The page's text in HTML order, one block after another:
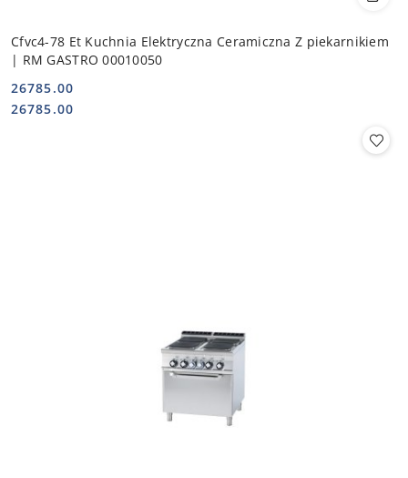
Cfvc4-78 Et Kuchnia Elektryczna Ceramiczna Z piekarnikiem
| RM GASTRO 00010050
Cena:
26785.00
Cena:
26785.00